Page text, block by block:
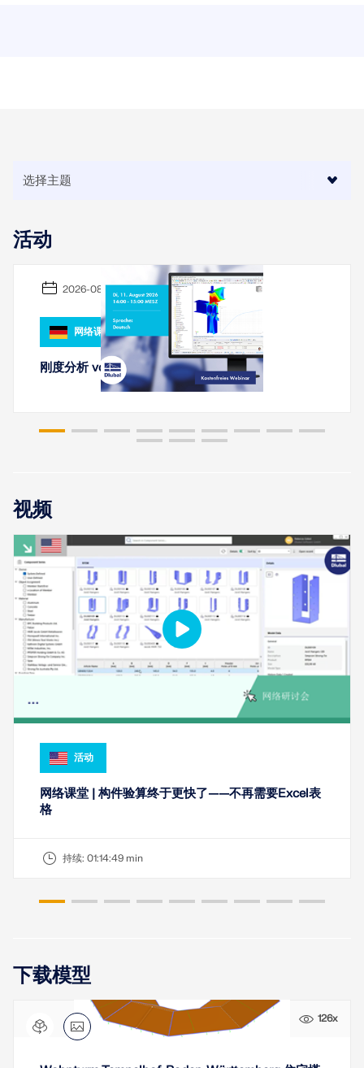
活动
2026-08-11
网络课堂
刚度分析 von 钢连接 mit RFEM 6
视频
活动
网络课堂 | 构件验算终于更快了——不再需要Excel表
格
持续: 01:14:49 min
下载模型
126x